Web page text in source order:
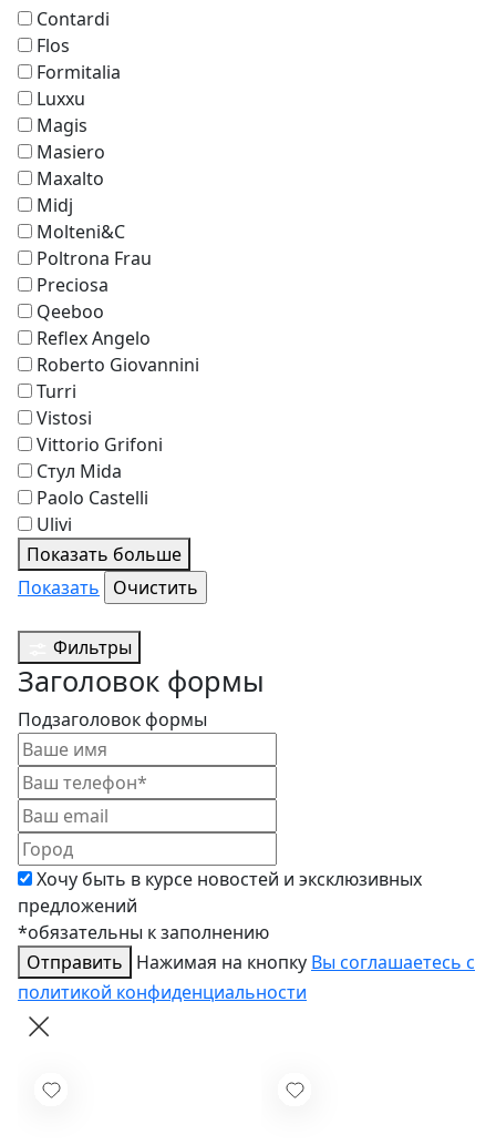
Contardi
Flos
Formitalia
Luxxu
Magis
Masiero
Maxalto
Midj
Molteni&C
Poltrona Frau
Preciosa
Qeeboo
Reflex Angelo
Roberto Giovannini
Turri
Vistosi
Vittorio Grifoni
Стул Mida
Paolo Castelli
Ulivi
Показать больше
Показать
Фильтры
Заголовок формы
Подзаголовок формы
Хочу быть в курсе новостей и эксклюзивных
предложений
*обязательны к заполнению
Отправить
Нажимая на кнопку Вы соглашаетесь с
политикой конфиденциальности